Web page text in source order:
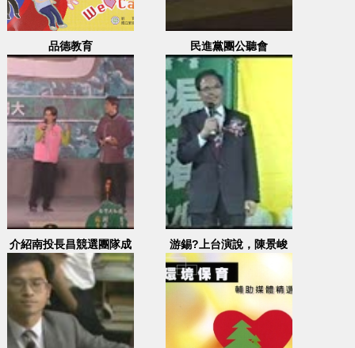
品德教育 民進黨團公聽會
介紹南投長昌競選團隊成
員、林宗男致詞
游錫?上台演說，陳景峻
上台演唱